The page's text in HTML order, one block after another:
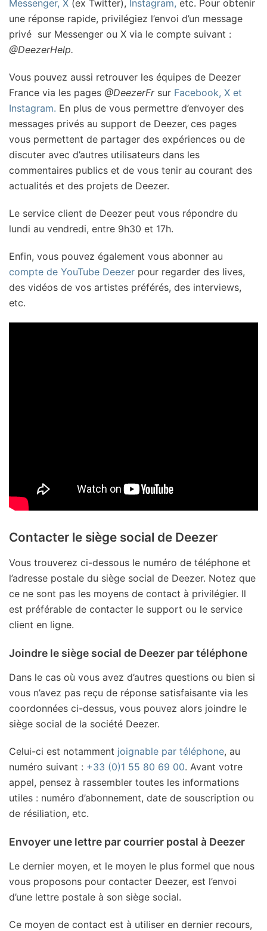
Messenger, X (ex Twitter), Instagram, etc. Pour obtenir
une réponse rapide, privilégiez l’envoi d’un message
privé sur Messenger ou X via le compte suivant :
@DeezerHelp.
Vous pouvez aussi retrouver les équipes de Deezer
France via les pages @DeezerFrsur Facebook, X et
Instagram. En plus de vous permettre d’envoyer des
messages privés au support de Deezer, ces pages
vous permettent de partager des expériences ou de
discuter avec d’autres utilisateurs dans les
commentaires publics et de vous tenir au courant des
actualités et des projets de Deezer.
Le service client de Deezer peut vous répondre du
lundi au vendredi, entre 9h30 et 17h.
Enfin, vous pouvez également vous abonner au
compte de YouTube Deezer pour regarder des lives,
des vidéos de vos artistes préférés, des interviews,
etc.
Contacter le siège social de Deezer
Vous trouverez ci-dessous le numéro de téléphone et
l’adresse postale du siège social de Deezer. Notez que
ce ne sont pas les moyens de contact à privilégier. Il
est préférable de contacter le support ou le service
client en ligne.
Joindre le siège social de Deezer par téléphone
Dans le cas où vous avez d’autres questions ou bien si
vous n’avez pas reçu de réponse satisfaisante via les
coordonnées ci-dessus, vous pouvez alors joindre le
siège social de la société Deezer.
Celui-ci est notamment joignable par téléphone, au
numéro suivant : +33 (0)1 55 80 69 00. Avant votre
appel, pensez à rassembler toutes les informations
utiles : numéro d’abonnement, date de souscription ou
de résiliation, etc.
Envoyer une lettre par courrier postal à Deezer
Le dernier moyen, et le moyen le plus formel que nous
vous proposons pour contacter Deezer, est l’envoi
d’une lettre postale à son siège social.
Ce moyen de contact est à utiliser en dernier recours,